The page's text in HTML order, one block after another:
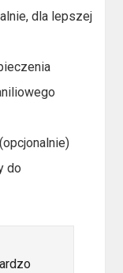
dla lepszej
do